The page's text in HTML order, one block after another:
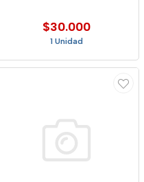
$30.000
1 Unidad